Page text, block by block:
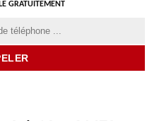
GRATUITEMENT